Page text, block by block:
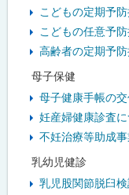
こどもの定期予
こどもの任意予
高齢者の定期予
母子保健
母子健康手帳の
妊産婦健康診査
不妊治療等助成
乳幼児健診
乳児股関節脱臼